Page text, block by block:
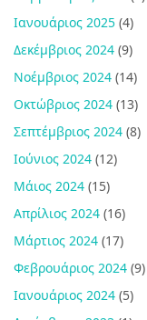
Ιανουάριος 2025 (4)
Δεκέμβριος 2024 (9)
Νοέμβριος 2024 (14)
Οκτώβριος 2024 (13)
Σεπτέμβριος 2024 (8)
Ιούνιος 2024 (12)
Μάιος 2024 (15)
Απρίλιος 2024 (16)
Μάρτιος 2024 (17)
Φεβρουάριος 2024 (9)
Ιανουάριος 2024 (5)